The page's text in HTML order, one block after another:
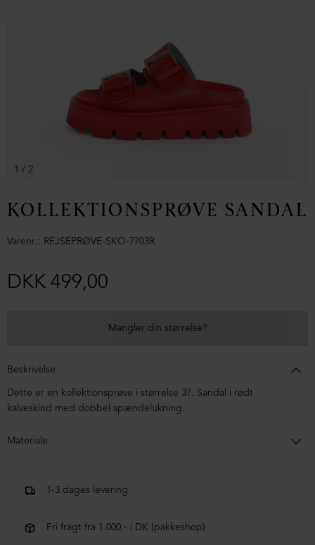
1 / 2
KOLLEKTIONSPRØVE SANDAL
Varenr. REJSEPRØVE-SKO-7703R
DKK 499,00
Mangler din størrelse?
Beskrivelse
Dette er en kollektionsprøve i størrelse 37. Sandal i rødt
kalveskind med dobbel spændelukning.
Materiale
1-3 dages levering
Fri fragt fra 1.000,- i DK (pakkeshop)